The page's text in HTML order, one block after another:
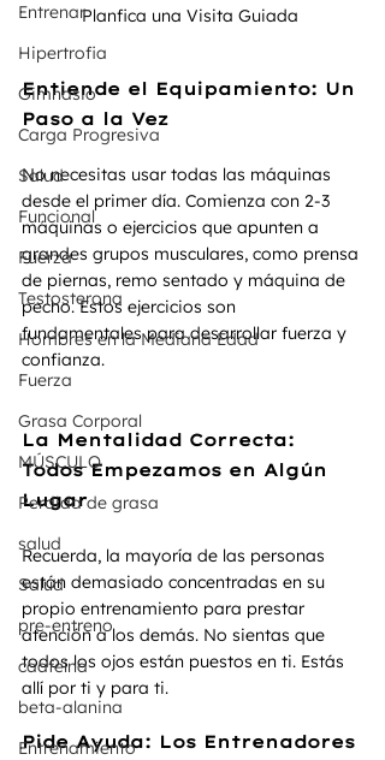
Entrenar
Hipertrofia
Gimnasio
Carga Progresiva
Salud
Funcional
Fuerza
Testosterona
Hombres en la Mediana Edad
Fuerza
Grasa Corporal
MÚSCULO
Perdida de grasa
salud
Salud
pre-entreno
caafeína
beta-alanina
Entrenamiento
Planfica una Visita Guiada
Entiende el Equipamiento: Un
Paso a la Vez
No necesitas usar todas las máquinas
desde el primer día. Comienza con 2-3
máquinas o ejercicios que apunten a
grandes grupos musculares, como prensa
de piernas, remo sentado y máquina de
pecho. Estos ejercicios son
fundamentales para desarrollar fuerza y
confianza.
La Mentalidad Correcta:
Todos Empezamos en Algún
Lugar
Recuerda, la mayoría de las personas
están demasiado concentradas en su
propio entrenamiento para prestar
atención a los demás. No sientas que
todos los ojos están puestos en ti. Estás
allí por ti y para ti.
Pide Ayuda: Los Entrenadores